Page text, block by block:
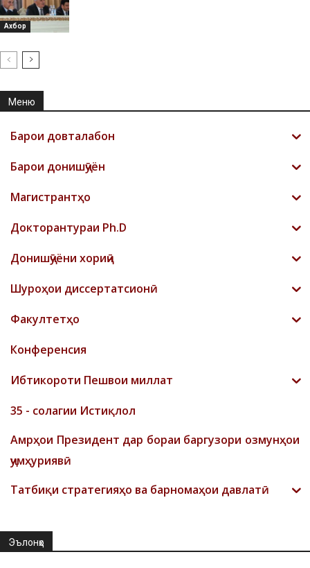
Ахбор
Меню
Барои довталабон
Барои донишҷӯён
Магистрантҳо
Докторантураи Ph.D
Донишҷӯёни хориҷӣ
Шyроҳои диссертатсионӣ
Факултетҳо
Конференсия
Ибтикороти Пешвои миллат
35 - солагии Истиқлол
Амрҳои Президент дар бораи баргузори озмунҳои
ҷумҳуриявӣ
Татбиқи стратегияҳо ва барномаҳои давлатӣ
Эълонҳо